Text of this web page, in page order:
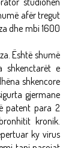
afër tregut
dhe mbi 1600
Është shumë
shkenctarët e
shkencore
gjermane
patent para 2
kronik.
ky virus